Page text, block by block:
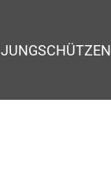
JUNGSCHÜTZEN